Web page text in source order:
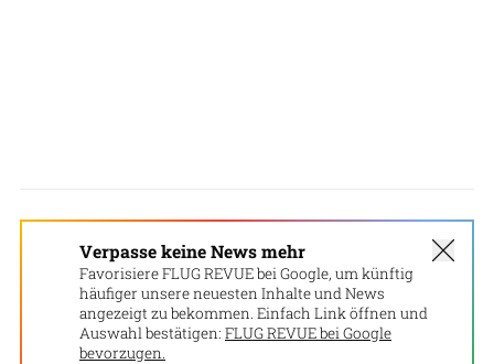
Verpasse keine News mehr
Favorisiere FLUG REVUE bei Google, um künftig
häufiger unsere neuesten Inhalte und News
angezeigt zu bekommen. Einfach Link öffnen und
Auswahl bestätigen: FLUG REVUE bei Google
bevorzugen.